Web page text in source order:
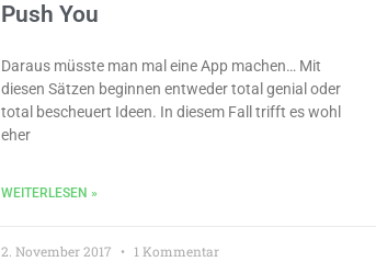
Push You
Daraus müsste man mal eine App machen… Mit
diesen Sätzen beginnen entweder total genial oder
total bescheuert Ideen. In diesem Fall trifft es wohl
eher
WEITERLESEN »
2. November 2017 1 Kommentar